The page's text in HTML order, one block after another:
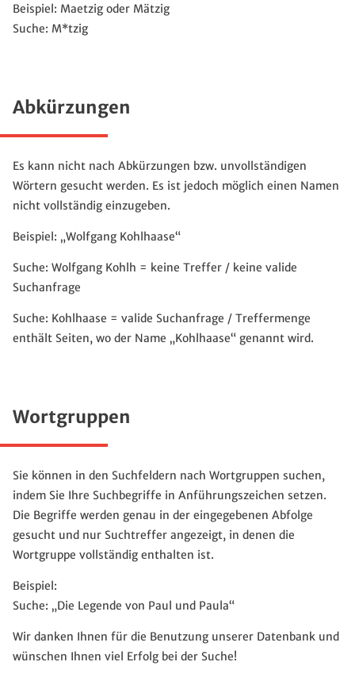
Beispiel: Maetzig oder Mätzig
Suche: M*tzig
Abkürzungen
Es kann nicht nach Abkürzungen bzw. unvollständigen
Wörtern gesucht werden. Es ist jedoch möglich einen Namen
nicht vollständig einzugeben.
Beispiel: „Wolfgang Kohlhaase“
Suche: Wolfgang Kohlh = keine Treffer / keine valide
Suchanfrage
Suche: Kohlhaase = valide Suchanfrage / Treffermenge
enthält Seiten, wo der Name „Kohlhaase“ genannt wird.
Wortgruppen
Sie können in den Suchfeldern nach Wortgruppen suchen,
indem Sie Ihre Suchbegriffe in Anführungszeichen setzen.
Die Begriffe werden genau in der eingegebenen Abfolge
gesucht und nur Suchtreffer angezeigt, in denen die
Wortgruppe vollständig enthalten ist.
Beispiel:
Suche: „Die Legende von Paul und Paula“
Wir danken Ihnen für die Benutzung unserer Datenbank und
wünschen Ihnen viel Erfolg bei der Suche!